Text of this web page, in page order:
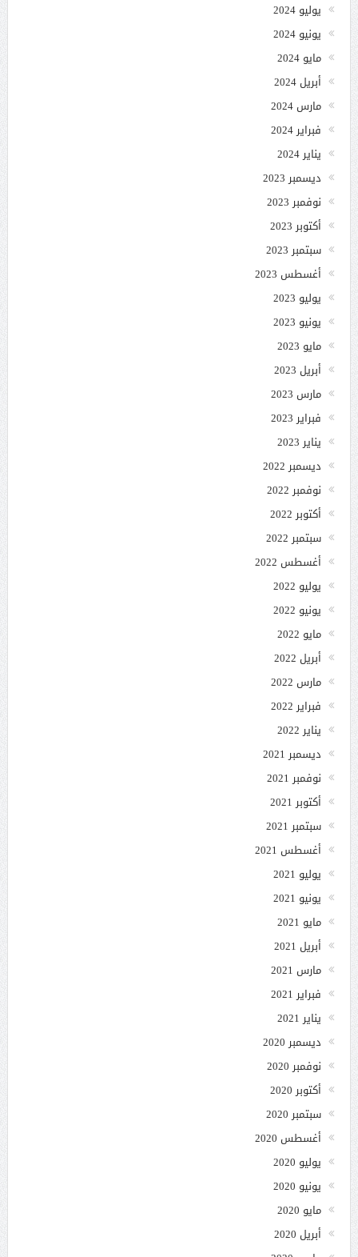
يوليو 2024
يونيو 2024
مايو 2024
أبريل 2024
مارس 2024
فبراير 2024
يناير 2024
ديسمبر 2023
نوفمبر 2023
أكتوبر 2023
سبتمبر 2023
أغسطس 2023
يوليو 2023
يونيو 2023
مايو 2023
أبريل 2023
مارس 2023
فبراير 2023
يناير 2023
ديسمبر 2022
نوفمبر 2022
أكتوبر 2022
سبتمبر 2022
أغسطس 2022
يوليو 2022
يونيو 2022
مايو 2022
أبريل 2022
مارس 2022
فبراير 2022
يناير 2022
ديسمبر 2021
نوفمبر 2021
أكتوبر 2021
سبتمبر 2021
أغسطس 2021
يوليو 2021
يونيو 2021
مايو 2021
أبريل 2021
مارس 2021
فبراير 2021
يناير 2021
ديسمبر 2020
نوفمبر 2020
أكتوبر 2020
سبتمبر 2020
أغسطس 2020
يوليو 2020
يونيو 2020
مايو 2020
أبريل 2020